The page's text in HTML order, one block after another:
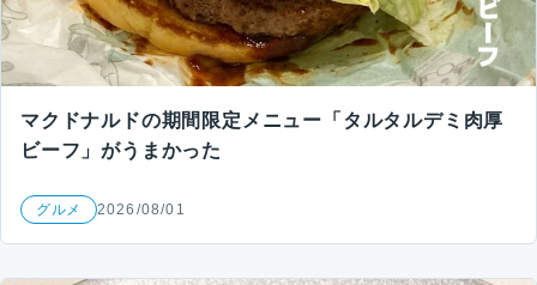
マクドナルドの期間限定メニュー「タルタルデミ肉厚
ビーフ」がうまかった
グルメ 2026/08/01